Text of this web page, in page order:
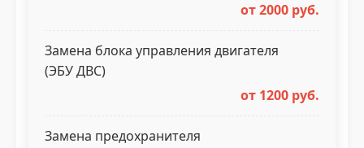
от 2000 руб.
Замена блока управления двигателя
(ЭБУ ДВС)
от 1200 руб.
Замена предохранителя